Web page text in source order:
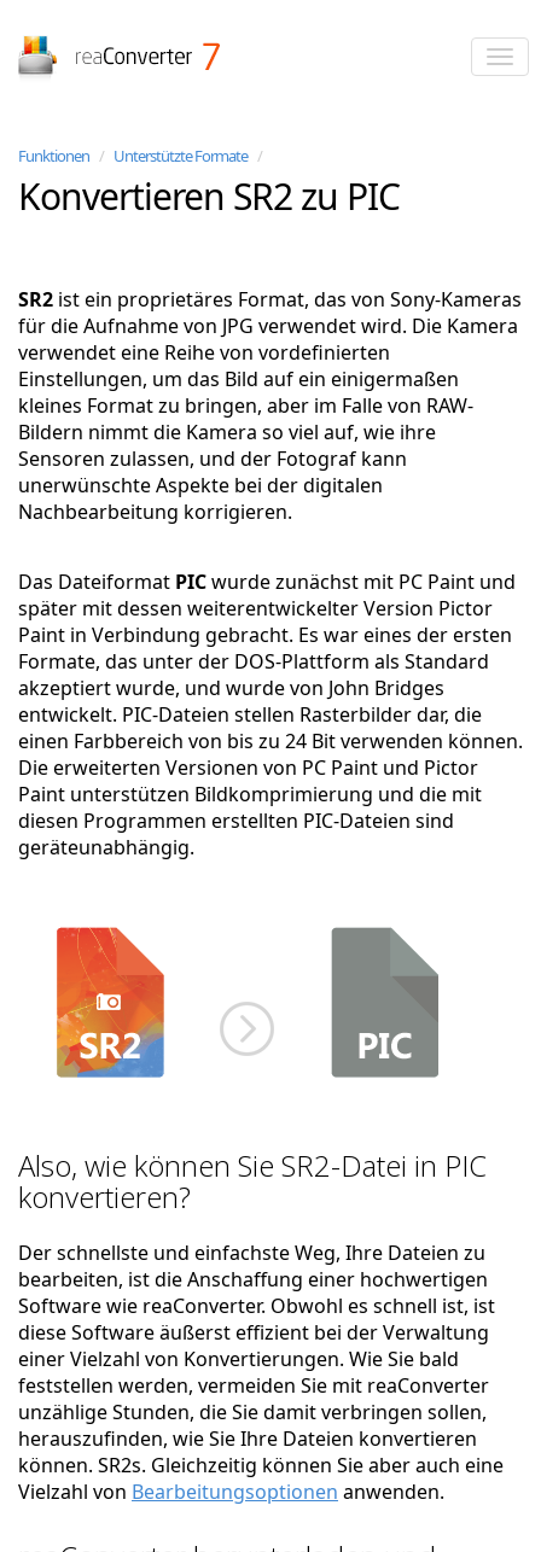
Funktionen / Unterstützte Formate /
Konvertieren SR2 zu PIC
SR2 ist ein proprietäres Format, das von Sony-Kameras
für die Aufnahme von JPG verwendet wird. Die Kamera
verwendet eine Reihe von vordefinierten
Einstellungen, um das Bild auf ein einigermaßen
kleines Format zu bringen, aber im Falle von RAW-
Bildern nimmt die Kamera so viel auf, wie ihre
Sensoren zulassen, und der Fotograf kann
unerwünschte Aspekte bei der digitalen
Nachbearbeitung korrigieren.
Das Dateiformat PICwurde zunächst mit PC Paint und
später mit dessen weiterentwickelter Version Pictor
Paint in Verbindung gebracht. Es war eines der ersten
Formate, das unter der DOS-Plattform als Standard
akzeptiert wurde, und wurde von John Bridges
entwickelt. PIC-Dateien stellen Rasterbilder dar, die
einen Farbbereich von bis zu 24 Bit verwenden können.
Die erweiterten Versionen von PC Paint und Pictor
Paint unterstützen Bildkomprimierung und die mit
diesen Programmen erstellten PIC-Dateien sind
geräteunabhängig.
Also, wie können Sie SR2-Datei in PIC
konvertieren?
Der schnellste und einfachste Weg, Ihre Dateien zu
bearbeiten, ist die Anschaffung einer hochwertigen
Software wie reaConverter. Obwohl es schnell ist, ist
diese Software äußerst effizient bei der Verwaltung
einer Vielzahl von Konvertierungen. Wie Sie bald
feststellen werden, vermeiden Sie mit reaConverter
unzählige Stunden, die Sie damit verbringen sollen,
herauszufinden, wie Sie Ihre Dateien konvertieren
können. SR2s. Gleichzeitig können Sie aber auch eine
Vielzahl von Bearbeitungsoptionen anwenden.